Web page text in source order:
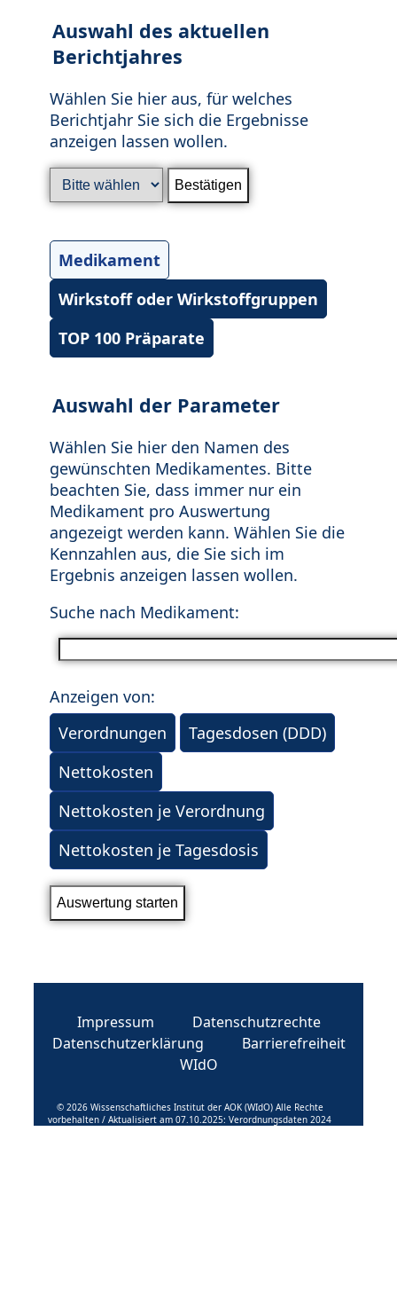
Auswahl des aktuellen
Berichtjahres
Wählen Sie hier aus, für welches
Berichtjahr Sie sich die Ergebnisse
anzeigen lassen wollen.
Medikament
Wirkstoff oder Wirkstoffgruppen
TOP 100 Präparate
Auswahl der Parameter
Wählen Sie hier den Namen des
gewünschten Medikamentes. Bitte
beachten Sie, dass immer nur ein
Medikament pro Auswertung
angezeigt werden kann. Wählen Sie die
Kennzahlen aus, die Sie sich im
Ergebnis anzeigen lassen wollen.
Suche nach Medikament:
Anzeigen von:
Verordnungen
Tagesdosen (DDD)
Nettokosten
Nettokosten je Verordnung
Nettokosten je Tagesdosis
Impressum
Datenschutzrechte
Datenschutzerklärung
Barrierefreiheit
WIdO
© 2026 Wissenschaftliches Institut der AOK (WIdO) Alle Rechte
vorbehalten / Aktualisiert am 07.10.2025: Verordnungsdaten 2024